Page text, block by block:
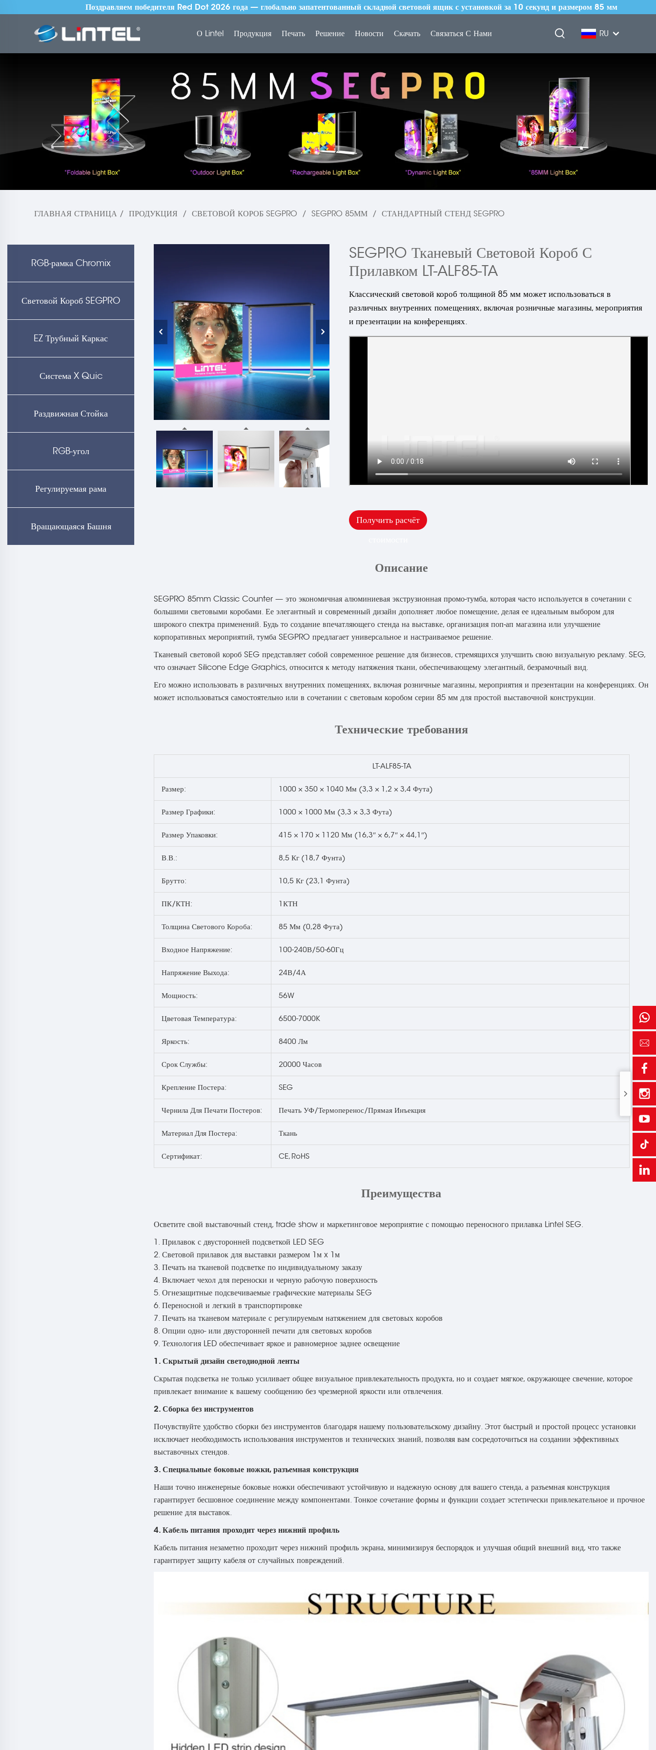
Поздравляем победителя Red Dot 2026 года — глобально запатентованный складной световой ящик с установкой за 10 секунд и размером 85 мм
О Lintel Продукция Печать Решение Новости Скачать Связаться С Нами RU
ГЛАВНАЯ СТРАНИЦА / ПРОДУКЦИЯ / СВЕТОВОЙ КОРОБ SEGPRO / SEGPRO 85ММ / СТАНДАРТНЫЙ СТЕНД SEGPRO
RGB-рамка Chromix
Световой Короб SEGPRO
EZ Трубный Каркас
Система X Quic
Раздвижная Стойка
RGB-угол
Регулируемая рама
Вращающаяся Башня
SEGPRO Тканевый Световой Короб С
Прилавком LT-ALF85-TA
Классический световой короб толщиной 85 мм может использоваться в
различных внутренних помещениях, включая розничные магазины, мероприятия
и презентации на конференциях.
Получить расчёт
Описание
SEGPRO 85mm Classic Counter — это экономичная алюминиевая экструзионная промо-тумба, которая часто используется в сочетании с
большими световыми коробами. Ее элегантный и современный дизайн дополняет любое помещение, делая ее идеальным выбором для
широкого спектра применений. Будь то создание впечатляющего стенда на выставке, организация поп-ап магазина или улучшение
корпоративных мероприятий, тумба SEGPRO предлагает универсальное и настраиваемое решение.
Тканевый световой короб SEG представляет собой современное решение для бизнесов, стремящихся улучшить свою визуальную рекламу. SEG,
что означает Silicone Edge Graphics, относится к методу натяжения ткани, обеспечивающему элегантный, безрамочный вид.
Его можно использовать в различных внутренних помещениях, включая розничные магазины, мероприятия и презентации на конференциях. Он
может использоваться самостоятельно или в сочетании с световым коробом серии 85 мм для простой выставочной конструкции.
Технические требования
LT-ALF85-TA
Размер: 1000 × 350 × 1040 Мм (3,3 × 1,2 × 3,4 Фута)
Размер Графики: 1000 × 1000 Мм (3,3 × 3,3 Фута)
Размер Упаковки: 415 × 170 × 1120 Мм (16,3″ × 6,7″ × 44,1″)
В.В.: 8,5 Кг (18,7 Фунта)
Брутто: 10,5 Кг (23,1 Фунта)
ПК/КТН: 1КТН
Толщина Светового Короба: 85 Мм (0,28 Фута)
Входное Напряжение: 100-240В/50-60Гц
Напряжение Выхода: 24В/4А
Мощность: 56W
Цветовая Температура: 6500-7000K
Яркость: 8400 Лм
Срок Службы: 20000 Часов
Крепление Постера: SEG
Чернила Для Печати Постеров: Печать УФ/Термоперенос/Прямая Инъекция
Материал Для Постера: Ткань
Сертификат: CE, RoHS
Преимущества
Осветите свой выставочный стенд, trade show и маркетинговое мероприятие с помощью переносного прилавка Lintel SEG.
1. Прилавок с двусторонней подсветкой LED SEG
2. Световой прилавок для выставки размером 1м x 1м
3. Печать на тканевой подсветке по индивидуальному заказу
4. Включает чехол для переноски и черную рабочую поверхность
5. Огнезащитные подсвечиваемые графические материалы SEG
6. Переносной и легкий в транспортировке
7. Печать на тканевом материале с регулируемым натяжением для световых коробов
8. Опции одно- или двусторонней печати для световых коробов
9. Технология LED обеспечивает яркое и равномерное заднее освещение
1. Скрытый дизайн светодиодной ленты
Скрытая подсветка не только усиливает общее визуальное привлекательность продукта, но и создает мягкое, окружающее свечение, которое
привлекает внимание к вашему сообщению без чрезмерной яркости или отвлечения.
2. Сборка без инструментов
Почувствуйте удобство сборки без инструментов благодаря нашему пользовательскому дизайну. Этот быстрый и простой процесс установки
исключает необходимость использования инструментов и технических знаний, позволяя вам сосредоточиться на создании эффективных
выставочных стендов.
3. Специальные боковые ножки, разъемная конструкция
Наши точно инженерные боковые ножки обеспечивают устойчивую и надежную основу для вашего стенда, а разъемная конструкция
гарантирует бесшовное соединение между компонентами. Тонкое сочетание формы и функции создает эстетически привлекательное и прочное
решение для выставок.
4. Кабель питания проходит через нижний профиль
Кабель питания незаметно проходит через нижний профиль экрана, минимизируя беспорядок и улучшая общий внешний вид, что также
гарантирует защиту кабеля от случайных повреждений.